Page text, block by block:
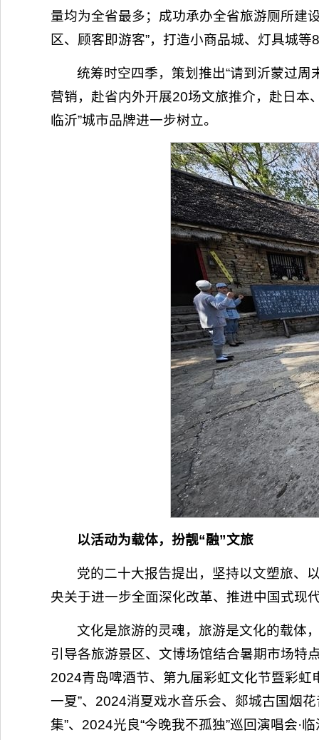
量均为全省最多；成功承办全省旅游厕所建
区、顾客即游客”，打造小商品城、灯具城等
统筹时空四季，策划推出“请到沂蒙过周
营销，赴省内外开展20场文旅推介，赴日本
临沂”城市品牌进一步树立。
以活动为载体，扮靓“融”文旅
党的二十大报告提出，坚持以文塑旅、
央关于进一步全面深化改革、推进中国式现
文化是旅游的灵魂，旅游是文化的载体
引导各旅游景区、文博场馆结合暑期市场特
2024青岛啤酒节、第九届彩虹文化节暨彩虹
一夏”、2024消夏戏水音乐会、郯城古国烟
集”、2024光良“今晚我不孤独”巡回演唱会·